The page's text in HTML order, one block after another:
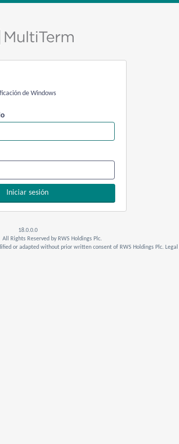
de Windows
18.0.0.0
Rights Reserved by RWS Holdings Plc.
or adapted without prior written consent of RWS Holdings Plc. Legal